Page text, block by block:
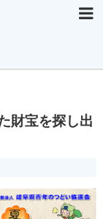
財宝を探し出